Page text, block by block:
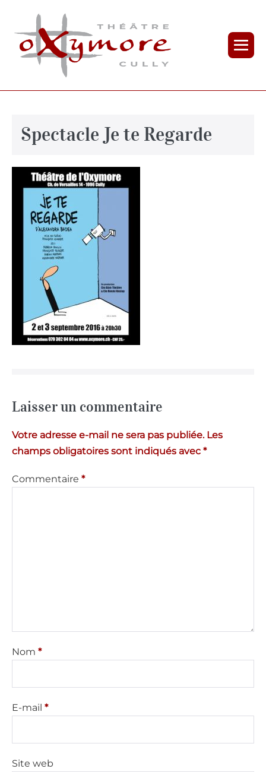
Spectacle Je te Regarde
Laisser un commentaire
Votre adresse e-mail ne sera pas publiée. Les
champs obligatoires sont indiqués avec *
Commentaire *
Nom *
E-mail *
Site web